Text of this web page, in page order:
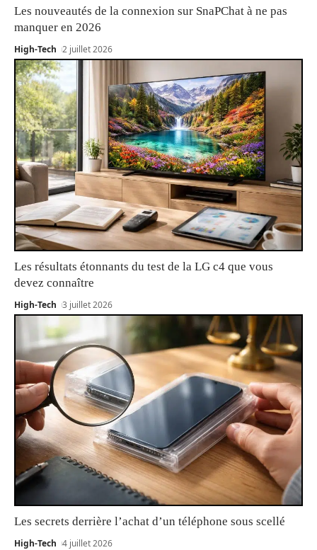
Les nouveautés de la connexion sur SnaPChat à ne pas
manquer en 2026
High-Tech 2 juillet 2026
Les résultats étonnants du test de la LG c4 que vous
devez connaître
High-Tech 3 juillet 2026
Les secrets derrière l’achat d’un téléphone sous scellé
High-Tech 4 juillet 2026